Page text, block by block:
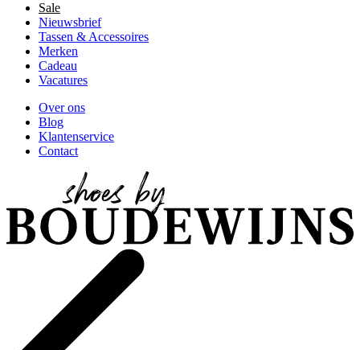
Sale
Nieuwsbrief
Tassen & Accessoires
Merken
Cadeau
Vacatures
Over ons
Blog
Klantenservice
Contact